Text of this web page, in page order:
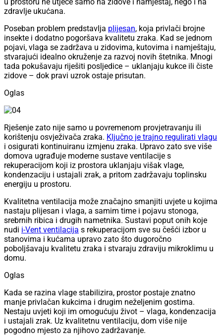
u prostoru ne utječe samo na zidove i namještaj, nego i na
zdravlje ukućana.
Poseban problem predstavlja plijesan, koja privlači brojne
insekte i dodatno pogoršava kvalitetu zraka. Kad se jednom
pojavi, vlaga se zadržava u zidovima, kutovima i namještaju,
stvarajući idealno okruženje za razvoj novih štetnika. Mnogi
tada pokušavaju riješiti posljedice – uklanjaju kukce ili čiste
zidove – dok pravi uzrok ostaje prisutan.
Oglas
Rješenje zato nije samo u povremenom provjetravanju ili
korištenju osvježivača zraka. Ključno je trajno regulirati vlagu
i osigurati kontinuiranu izmjenu zraka. Upravo zato sve više
domova ugrađuje moderne sustave ventilacije s
rekuperacijom koji iz prostora uklanjaju višak vlage,
kondenzaciju i ustajali zrak, a pritom zadržavaju toplinsku
energiju u prostoru.
Kvalitetna ventilacija može značajno smanjiti uvjete u kojima
nastaju plijesan i vlaga, a samim time i pojavu stonoga,
srebrnih ribica i drugih nametnika. Sustavi poput onih koje
nudi i-Vent ventilacija s rekuperacijom sve su češći izbor u
stanovima i kućama upravo zato što dugoročno
poboljšavaju kvalitetu zraka i stvaraju zdraviju mikroklimu u
domu.
Oglas
Kada se razina vlage stabilizira, prostor postaje znatno
manje privlačan kukcima i drugim neželjenim gostima.
Nestaju uvjeti koji im omogućuju život – vlaga, kondenzacija
i ustajali zrak. Uz kvalitetnu ventilaciju, dom više nije
pogodno mjesto za njihovo zadržavanje.